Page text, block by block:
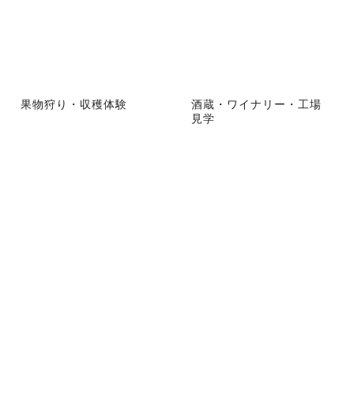
果物狩り・収穫体験
酒蔵・ワイナリー・工場
見学